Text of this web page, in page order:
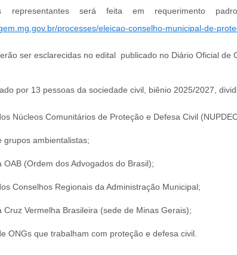
representantes será feita em requerimento
processes/eleicao-conselho-municipal-de-
ser esclarecidas no edital publicado no Diário Oficial
por 13 pessoas da sociedade civil, biênio 2025/2027,
Núcleos Comunitários de Proteção e Defesa Civil
grupos ambientalistas;
OAB (Ordem dos Advogados do Brasil);
Conselhos Regionais da Administração Municipal;
Cruz Vermelha Brasileira (sede de Minas Gerais);
ONGs que trabalham com proteção e defesa civil.